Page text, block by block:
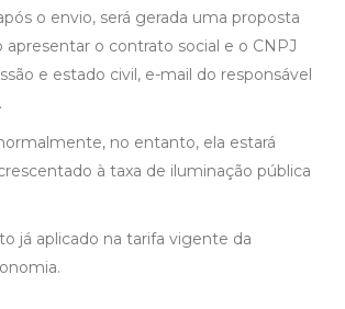
o envio, será gerada uma proposta
o contrato social e o CNPJ
e estado civil, e-mail do responsável
no entanto, ela estará
à taxa de iluminação pública
já aplicado na tarifa vigente da